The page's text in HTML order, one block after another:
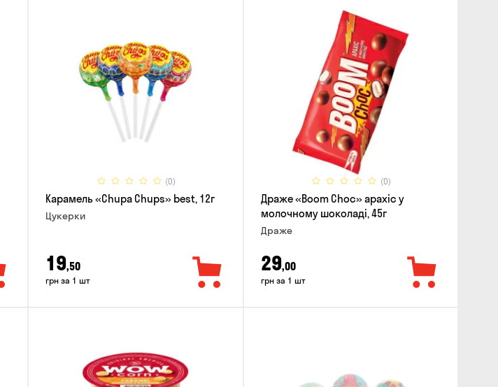
(0)
Карамель «Chupa Chups» best, 12г
Цукерки
19,50
грн за 1 шт
(0)
Драже «Boom Choc» арахіс у
молочному шоколаді, 45г
Драже
29,00
грн за 1 шт